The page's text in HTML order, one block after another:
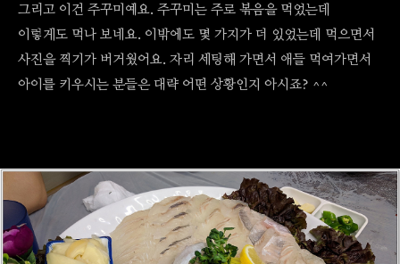
그리고 이건 주꾸미예요. 주꾸미는 주로 볶음을 먹었는데
이렇게도 먹나 보네요. 이밖에도 몇 가지가 더 있었는데 먹으면서
사진을 찍기가 버거웠어요. 자리 세팅해 가면서 애들 먹여가면서
아이를 키우시는 분들은 대략 어떤 상황인지 아시죠? ^^